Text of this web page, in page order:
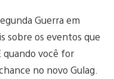
Guerra em
sobre os eventos que
quando você for
no novo Gulag.